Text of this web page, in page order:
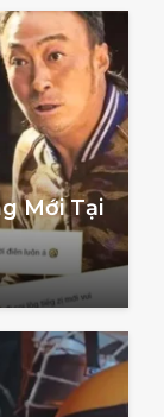
Mới Tại